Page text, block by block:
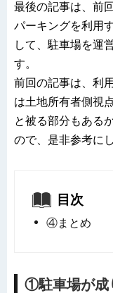
最後の記事は、前
パーキングを利用
して、駐車場を運
す。
前回の記事は、利
は土地所有者側視
と被る部分もある
ので、是非参考に
目次
④まとめ
①駐車場が成